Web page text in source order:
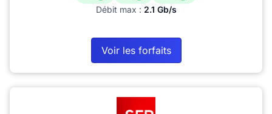
Débit max : 2.1 Gb/s
Voir les forfaits